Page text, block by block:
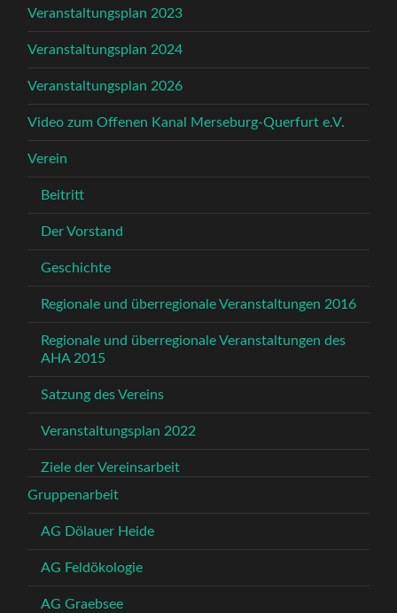
Veranstaltungsplan 2023
Veranstaltungsplan 2024
Veranstaltungsplan 2026
Video zum Offenen Kanal Merseburg-Querfurt e.V.
Verein
Beitritt
Der Vorstand
Geschichte
Regionale und überregionale Veranstaltungen 2016
Regionale und überregionale Veranstaltungen des
AHA 2015
Satzung des Vereins
Veranstaltungsplan 2022
Ziele der Vereinsarbeit
Gruppenarbeit
AG Dölauer Heide
AG Feldökologie
AG Graebsee